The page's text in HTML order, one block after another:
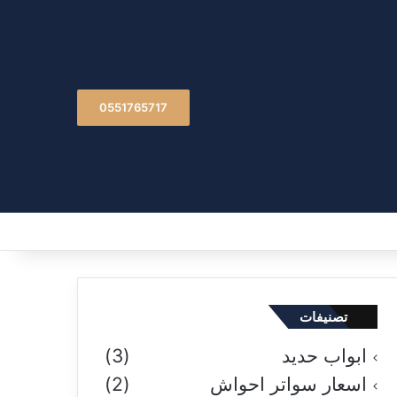
0551765717
تصنيفات
ابواب حديد
(3)
اسعار سواتر احواش
(2)